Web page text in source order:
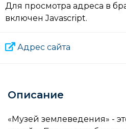
Для просмотра адреса в
включен Javascript.
Адрес сайта
Описание
«Музей землеведения» -